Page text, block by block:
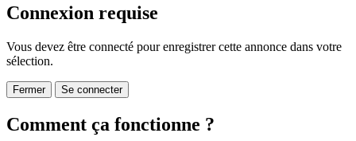
Connexion requise
Vous devez être connecté pour enregistrer cette annonce dans votre
sélection.
Fermer Se connecter
Comment ça fonctionne ?